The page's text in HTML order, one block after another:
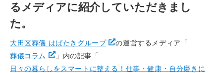
るメディアに紹介していただきまし
た。
大田区葬儀 はばたきグループ
の運営するメディア「
葬儀コラム
」内の記事「
日々の暮らしをスマートに整える！仕事・健康・自分磨きに